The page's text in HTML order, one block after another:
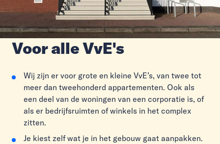
Voor alle VvE's
Wij zijn er voor grote en kleine VvE’s, van twee tot
meer dan tweehonderd appartementen. Ook als
een deel van de woningen van een corporatie is, of
als er bedrijfsruimten of winkels in het complex
zitten.
Je kiest zelf wat je in het gebouw gaat aanpakken.